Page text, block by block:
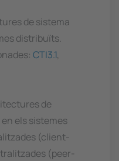
de sistema
distribuïts.
CTI3.1,
de
els sistemes
(client-
(peer-